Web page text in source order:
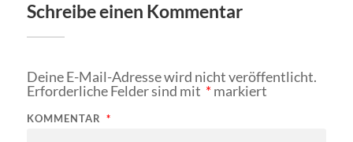
Schreibe einen Kommentar
Deine E-Mail-Adresse wird nicht veröffentlicht.
Erforderliche Felder sind mit *markiert
KOMMENTAR *